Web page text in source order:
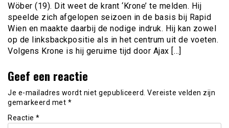
Wöber (19). Dit weet de krant ‘Krone’ te melden. Hij
speelde zich afgelopen seizoen in de basis bij Rapid
Wien en maakte daarbij de nodige indruk. Hij kan zowel
op de linksbackpositie als in het centrum uit de voeten.
Volgens Krone is hij geruime tijd door Ajax […]
Geef een reactie
Je e-mailadres wordt niet gepubliceerd. Vereiste velden zijn
gemarkeerd met *
Reactie *